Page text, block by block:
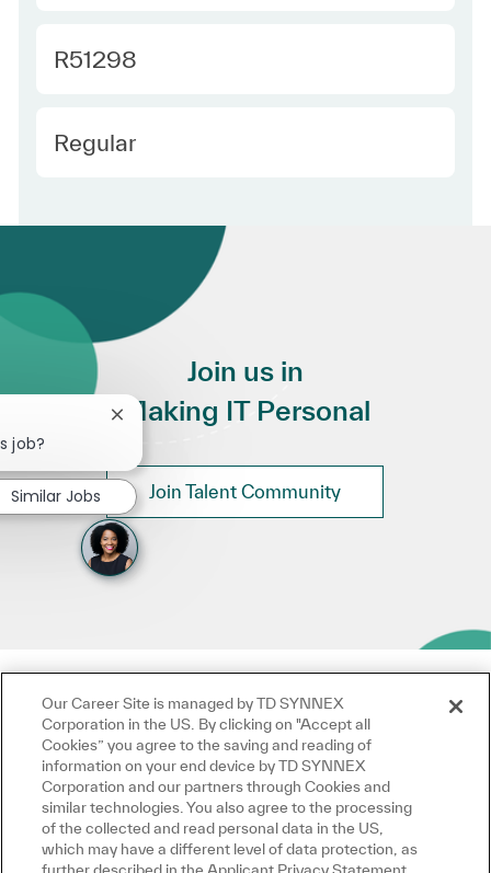
Required Id
R51298
Employee Type
Regular
Join us in
Making IT Personal
Join Talent Community
job?
Close chatbot notification
Similar Jobs
Our Career Site is managed by TD SYNNEX
Corporation in the US. By clicking on "Accept all
Cookies” you agree to the saving and reading of
information on your end device by TD SYNNEX
Corporation and our partners through Cookies and
similar technologies. You also agree to the processing
of the collected and read personal data in the US,
which may have a different level of data protection, as